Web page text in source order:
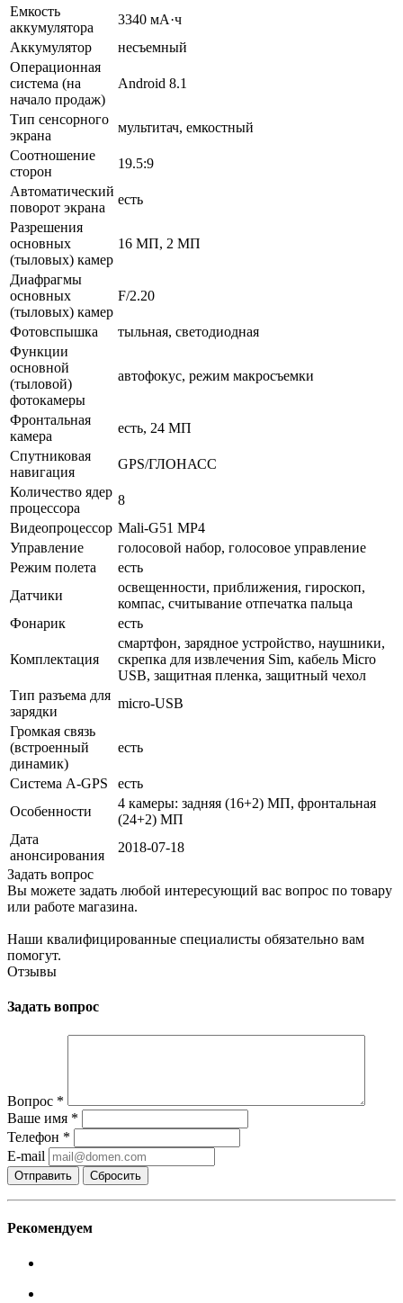
Емкость
аккумулятора
3340 мА·ч
Аккумулятор
несъемный
Операционная
система (на
начало продаж)
Android 8.1
Тип сенсорного
экрана
мультитач, емкостный
Соотношение
сторон
19.5:9
Автоматический
поворот экрана
есть
Разрешения
основных
(тыловых) камер
16 МП, 2 МП
Диафрагмы
основных
(тыловых) камер
F/2.20
Фотовспышка
тыльная, светодиодная
Функции
основной
(тыловой)
фотокамеры
автофокус, режим макросъемки
Фронтальная
камера
есть, 24 МП
Спутниковая
навигация
GPS/ГЛОНАСС
Количество ядер
процессора
8
Видеопроцессор Mali-G51 MP4
Управление
голосовой набор, голосовое управление
Режим полета
есть
Датчики
освещенности, приближения, гироскоп,
компас, считывание отпечатка пальца
Фонарик
есть
Комплектация
смартфон, зарядное устройство, наушники,
скрепка для извлечения Sim, кабель Micro
USB, защитная пленка, защитный чехол
Тип разъема для
зарядки
micro-USB
Громкая связь
(встроенный
динамик)
есть
Cистема A-GPS
есть
Особенности
4 камеры: задняя (16+2) МП, фронтальная
(24+2) МП
Дата
анонсирования
2018-07-18
Задать вопрос
Вы можете задать любой интересующий вас вопрос по товару
или работе магазина.
Наши квалифицированные специалисты обязательно вам
помогут.
Отзывы
Задать вопрос
Вопрос *
Ваше имя *
Телефон *
E-mail
Сбросить
Рекомендуем